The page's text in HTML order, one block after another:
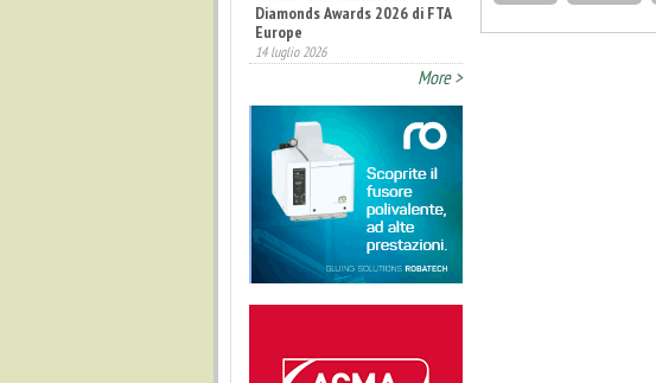
Diamonds Awards 2026 di FTA
Europe
14 luglio 2026
More >